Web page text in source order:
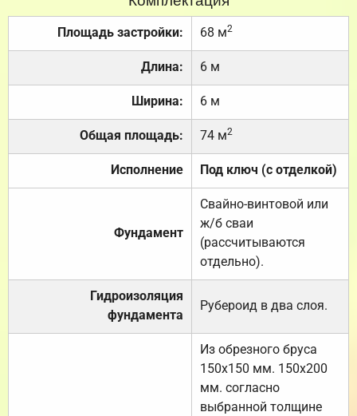
Площадь застройки: 68 м2
Длина: 6 м
Ширина: 6 м
Общая площадь: 74 м2
Исполнение Под ключ (с отделкой)
Фундамент
Свайно-винтовой или
ж/б сваи
(рассчитываются
отдельно).
Гидроизоляция
фундамента
Рубероид в два слоя.
Из обрезного бруса
150х150 мм. 150х200
мм. согласно
выбранной толщине